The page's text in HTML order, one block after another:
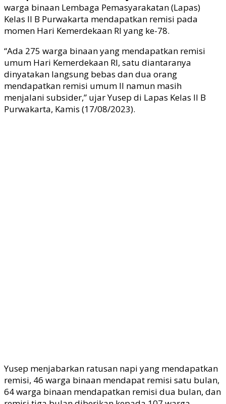
warga binaan Lembaga Pemasyarakatan (Lapas)
Kelas II B Purwakarta mendapatkan remisi pada
momen Hari Kemerdekaan RI yang ke-78.
“Ada 275 warga binaan yang mendapatkan remisi
umum Hari Kemerdekaan RI, satu diantaranya
dinyatakan langsung bebas dan dua orang
mendapatkan remisi umum II namun masih
menjalani subsider,” ujar Yusep di Lapas Kelas II B
Purwakarta, Kamis (17/08/2023).
Yusep menjabarkan ratusan napi yang mendapatkan
remisi, 46 warga binaan mendapat remisi satu bulan,
64 warga binaan mendapatkan remisi dua bulan, dan